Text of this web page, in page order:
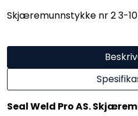
Skjæremunnstykke nr 2 3-
Seal Weld Pro AS.